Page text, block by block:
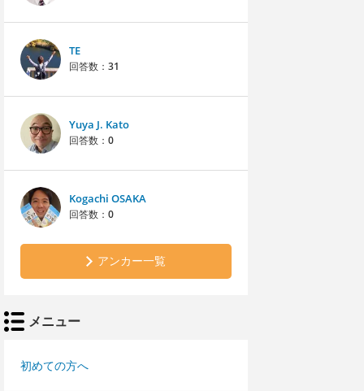
TE
回答数： 31
Yuya J. Kato
回答数： 0
Kogachi OSAKA
回答数： 0
アンカー一覧
メニュー
初めての方へ